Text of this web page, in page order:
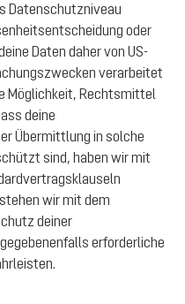
Datenschutzniveau
oder
Daten daher von US-
verarbeitet
Möglichkeit, Rechtsmittel
deine
Übermittlung in solche
sind, haben wir mit
wir mit dem
deiner
erforderliche